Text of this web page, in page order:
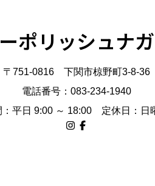
ポリッシュナ
〒751-0816 下関市椋野町3-8-36
電話番号：083-234-1940
：平日 9:00 ～ 18:00 定休日：日